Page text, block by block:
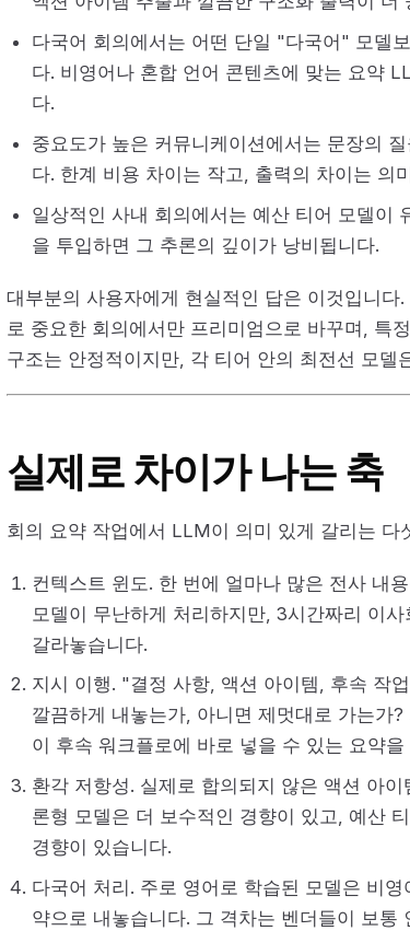
다국어 회의에서는 어떤 단일 "다국어" 모델
다. 비영어나 혼합 언어 콘텐츠에 맞는 요약
다.
중요도가 높은 커뮤니케이션에서는 문장의
다. 한계 비용 차이는 작고, 출력의 차이는 의
일상적인 사내 회의에서는 예산 티어 모델이
을 투입하면 그 추론의 깊이가 낭비됩니다.
대부분의 사용자에게 현실적인 답은 이것입니
로 중요한 회의에서만 프리미엄으로 바꾸며, 특
구조는 안정적이지만, 각 티어 안의 최전선 모델
실제로 차이가 나는 축
회의 요약 작업에서 LLM이 의미 있게 갈리는 다
컨텍스트 윈도. 한 번에 얼마나 많은 전사 내
모델이 무난하게 처리하지만, 3시간짜리 이
갈라놓습니다.
지시 이행. "결정 사항, 액션 아이템, 후속 작
깔끔하게 내놓는가, 아니면 제멋대로 가는가
이 후속 워크플로에 바로 넣을 수 있는 요약을
환각 저항성. 실제로 합의되지 않은 액션 아
론형 모델은 더 보수적인 경향이 있고, 예산
경향이 있습니다.
다국어 처리. 주로 영어로 학습된 모델은 비
약으로 내놓습니다. 그 격차는 벤더들이 보통